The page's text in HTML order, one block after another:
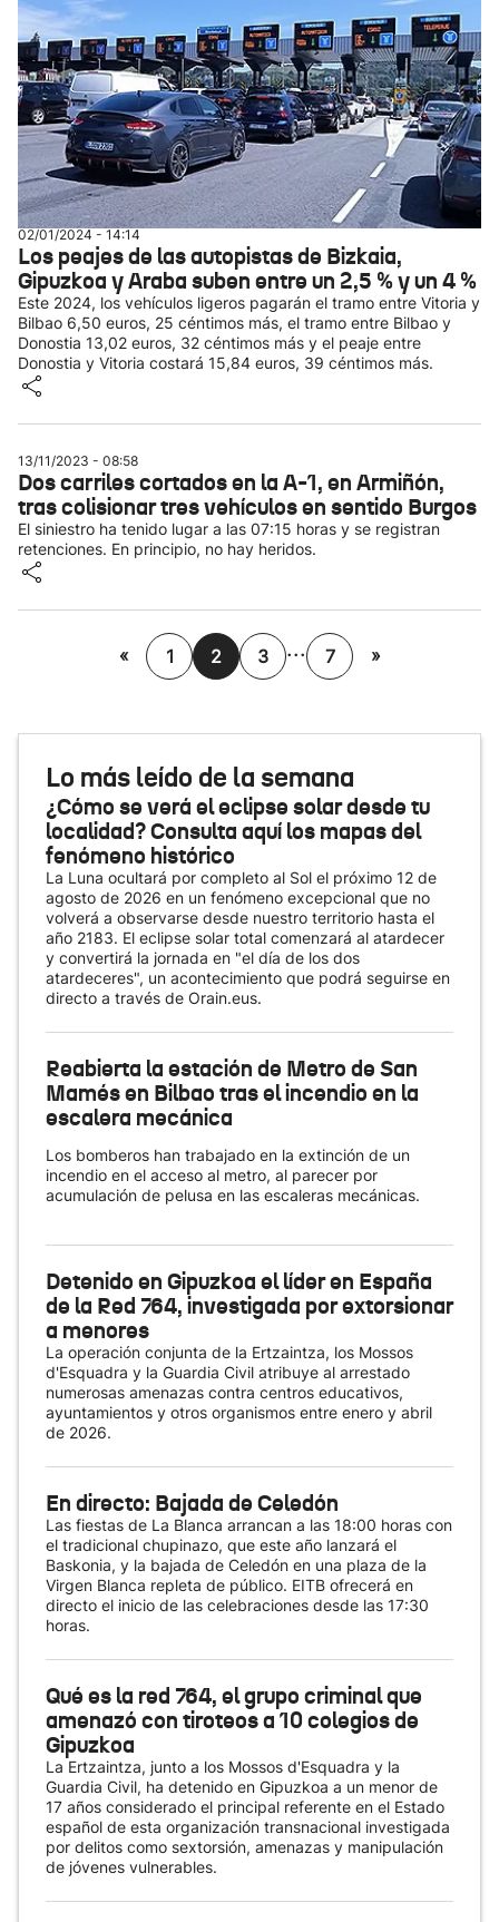
02/01/2024 - 14:14
Los peajes de las autopistas de Bizkaia,
Gipuzkoa y Araba suben entre un 2,5 % y un 4 %
Este 2024, los vehículos ligeros pagarán el tramo entre Vitoria y
Bilbao 6,50 euros, 25 céntimos más, el tramo entre Bilbao y
Donostia 13,02 euros, 32 céntimos más y el peaje entre
Donostia y Vitoria costará 15,84 euros, 39 céntimos más.
13/11/2023 - 08:58
Dos carriles cortados en la A-1, en Armiñón,
tras colisionar tres vehículos en sentido Burgos
El siniestro ha tenido lugar a las 07:15 horas y se registran
retenciones. En principio, no hay heridos.
« 1 2 3 ... 7 »
Lo más leído de la semana
¿Cómo se verá el eclipse solar desde tu
localidad? Consulta aquí los mapas del
fenómeno histórico
La Luna ocultará por completo al Sol el próximo 12 de
agosto de 2026 en un fenómeno excepcional que no
volverá a observarse desde nuestro territorio hasta el
año 2183. El eclipse solar total comenzará al atardecer
y convertirá la jornada en "el día de los dos
atardeceres", un acontecimiento que podrá seguirse en
directo a través de Orain.eus.
Reabierta la estación de Metro de San
Mamés en Bilbao tras el incendio en la
escalera mecánica
Los bomberos han trabajado en la extinción de un
incendio en el acceso al metro, al parecer por
acumulación de pelusa en las escaleras mecánicas.
Detenido en Gipuzkoa el líder en España
de la Red 764, investigada por extorsionar
a menores
La operación conjunta de la Ertzaintza, los Mossos
d'Esquadra y la Guardia Civil atribuye al arrestado
numerosas amenazas contra centros educativos,
ayuntamientos y otros organismos entre enero y abril
de 2026.
En directo: Bajada de Celedón
Las fiestas de La Blanca arrancan a las 18:00 horas con
el tradicional chupinazo, que este año lanzará el
Baskonia, y la bajada de Celedón en una plaza de la
Virgen Blanca repleta de público. EITB ofrecerá en
directo el inicio de las celebraciones desde las 17:30
horas.
Qué es la red 764, el grupo criminal que
amenazó con tiroteos a 10 colegios de
Gipuzkoa
La Ertzaintza, junto a los Mossos d'Esquadra y la
Guardia Civil, ha detenido en Gipuzkoa a un menor de
17 años considerado el principal referente en el Estado
español de esta organización transnacional investigada
por delitos como sextorsión, amenazas y manipulación
de jóvenes vulnerables.